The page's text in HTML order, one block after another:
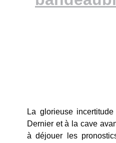
La glorieuse
Dernier et à la cave
à déjouer les